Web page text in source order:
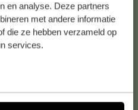
en analyse. Deze partners
met andere informatie
die ze hebben verzameld op
services.Hilfe